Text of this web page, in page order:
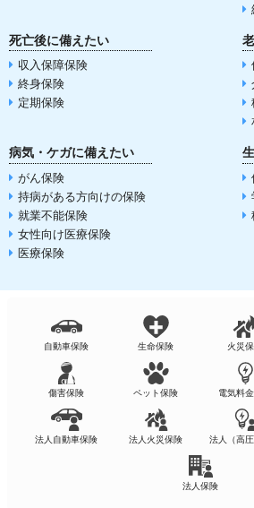
死亡後に備えたい
収入保障保険
終身保険
定期保険
病気・ケガに備えたい
がん保険
持病がある方向けの保険
就業不能保険
女性向け医療保険
医療保険
自動車保険 生命保険 火災
傷害保険 ペット保険 電気料
法人自動車保険 法人火災保険 法人（高
法人保険